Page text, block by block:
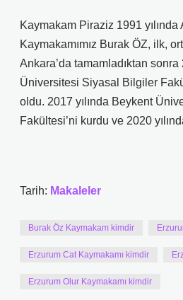
Kaymakam Piraziz 1991 yılında
Kaymakamımız Burak ÖZ, ilk,
Ankara’da tamamladıktan sonra
Üniversitesi Siyasal Bilgiler
oldu. 2017 yılında Beykent
Fakültesi’ni kurdu ve 2020
Tarih: Makaleler
Burak Öz Kaymakam kimdir
Erzurum Cat Kaymakamı kimdir
Erzurum Olur Kaymakamı kimdir